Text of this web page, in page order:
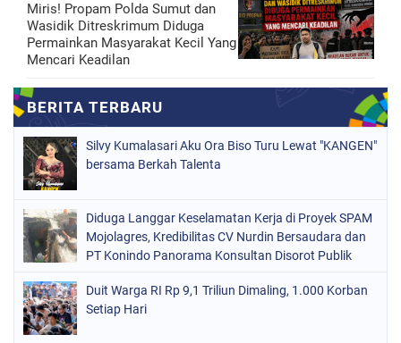
Miris! Propam Polda Sumut dan
Wasidik Ditreskrimum Diduga
Permainkan Masyarakat Kecil Yang
Mencari Keadilan
Silvy Kumalasari Aku Ora Biso Turu Lewat "KANGEN"
bersama Berkah Talenta
Diduga Langgar Keselamatan Kerja di Proyek SPAM
Mojolagres, Kredibilitas CV Nurdin Bersaudara dan
PT Konindo Panorama Konsultan Disorot Publik
Duit Warga RI Rp 9,1 Triliun Dimaling, 1.000 Korban
Setiap Hari